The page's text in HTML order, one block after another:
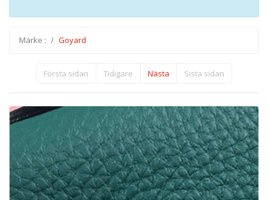
Märke : Goyard
Första sidan Tidigare Nästa Sista sidan